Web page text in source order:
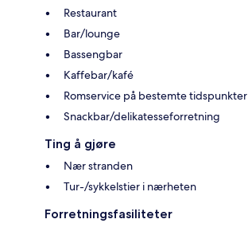
Restaurant
Bar/lounge
Bassengbar
Kaffebar/kafé
Romservice på bestemte tidspunkter
Snackbar/delikatesseforretning
Ting å gjøre
Nær stranden
Tur-/sykkelstier i nærheten
Forretningsfasiliteter